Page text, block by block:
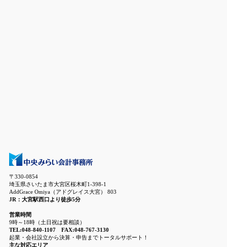
〒330-0854
埼玉県さいたま市大宮区桜木町1-398-1
AddGrace Omiya（アドグレイス大宮） 803
JR：大宮駅西口より徒歩5分
営業時間
9時～18時（土日祝は要相談）
TEL:048-840-1107 FAX:048-767-3130
起業・会社設立から決算・申告までトータルサポート！
主な対応エリア